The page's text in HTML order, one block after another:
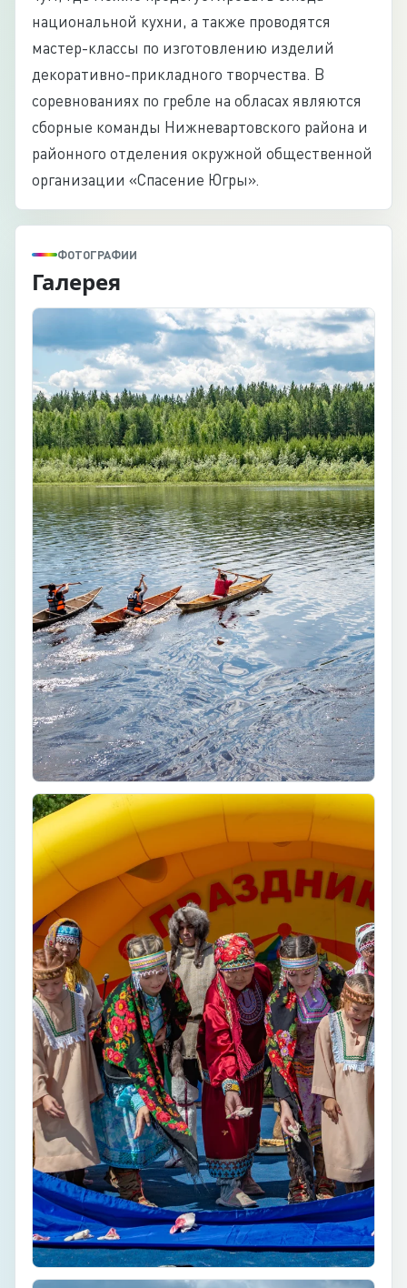
национальной кухни, а также проводятся
мастер-классы по изготовлению изделий
декоративно-прикладного творчества. В
соревнованиях по гребле на обласах являются
сборные команды Нижневартовского района и
районного отделения окружной общественной
организации «Спасение Югры».
ФОТОГРАФИИ
Галерея